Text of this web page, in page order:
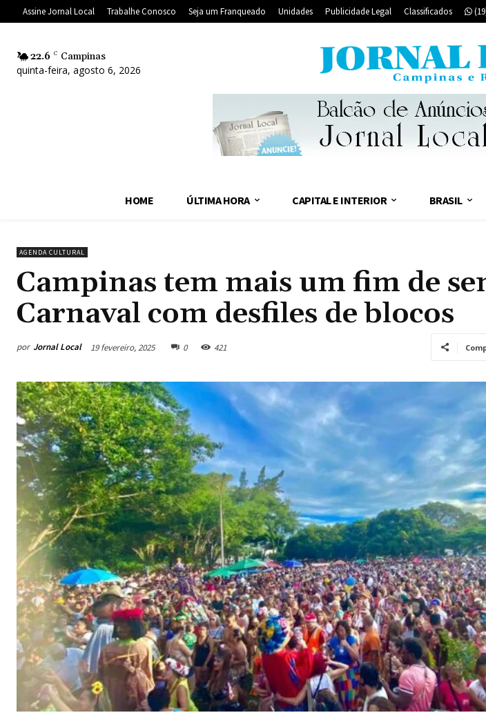
Assine Jornal Local Trabalhe Conosco Seja um Franqueado Unidades Publicidade Legal Classificados
22.6 C Campinas
quinta-feira, agosto 6, 2026
HOME ÚLTIMA HORA CAPITAL E INTERIOR BRASIL
AGENDA CULTURAL
Campinas tem mais um fim de
Carnaval com desfiles de blocos
por Jornal Local 19 fevereiro, 2025 0 421